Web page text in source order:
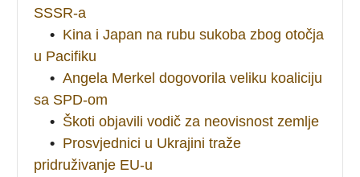
SSSR-a
• Kina i Japan na rubu sukoba zbog otočja
u Pacifiku
• Angela Merkel dogovorila veliku koaliciju
sa SPD-om
• Škoti objavili vodič za neovisnost zemlje
• Prosvjednici u Ukrajini traže
pridruživanje EU-u